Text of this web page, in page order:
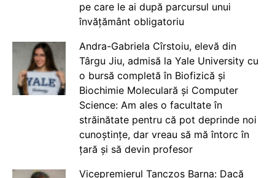
pe care le ai după parcursul unui
învățământ obligatoriu
Andra-Gabriela Cîrstoiu, elevă din
Târgu Jiu, admisă la Yale University cu
o bursă completă în Biofizică și
Biochimie Moleculară și Computer
Science: Am ales o facultate în
străinătate pentru că pot deprinde noi
cunoștințe, dar vreau să mă întorc în
țară și să devin profesor
Vicepremierul Tanczos Barna: Dacă